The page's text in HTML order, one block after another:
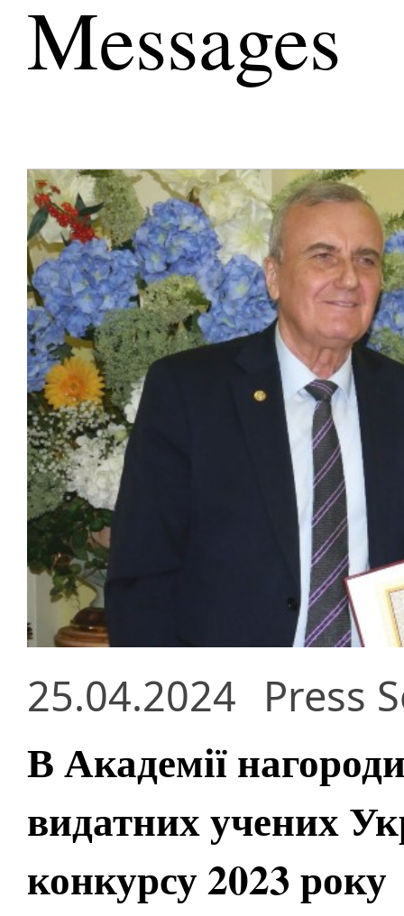
Messages
25.04.2024 Press
В Академії
видатних учених
конкурсу 2023 року